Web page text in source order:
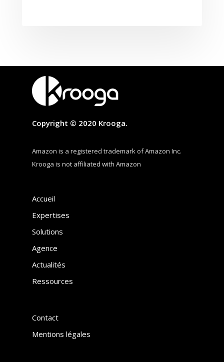
Copyright © 2020 Krooga.
Amazon is a registered trademark of Amazon Inc.
Krooga is not affiliated with Amazon
Accueil
Expertises
Solutions
Agence
Actualités
Ressources
Contact
Mentions légales